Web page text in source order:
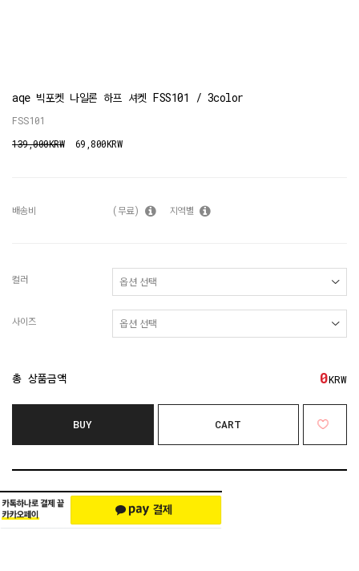
aqe 빅포켓 나일론 하프 셔켓 FSS101 / 3color
FSS101
139,000KRW
69,800KRW
배송비 (무료) 지역별
컬러
사이즈
총 상품금액 0KRW
BUY CART